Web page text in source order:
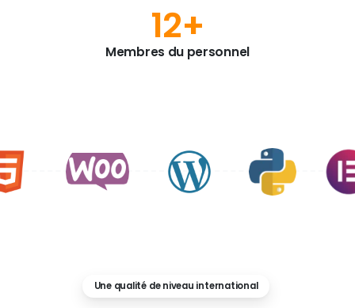
12+
Membres du personnel
Une qualité de niveau international